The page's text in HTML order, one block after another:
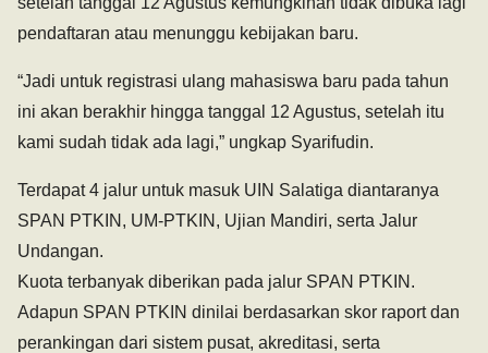
pendaftaran atau menunggu kebijakan baru.
“Jadi untuk registrasi ulang mahasiswa baru pada tahun
ini akan berakhir hingga tanggal 12 Agustus, setelah itu
kami sudah tidak ada lagi,” ungkap Syarifudin.
Terdapat 4 jalur untuk masuk UIN Salatiga diantaranya
SPAN PTKIN, UM-PTKIN, Ujian Mandiri, serta Jalur
Undangan.
Kuota terbanyak diberikan pada jalur SPAN PTKIN.
Adapun SPAN PTKIN dinilai berdasarkan skor raport dan
perankingan dari sistem pusat, akreditasi, serta